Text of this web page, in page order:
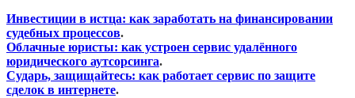
Инвестиции в истца: как заработать на финансировании
судебных процессов.
Облачные юристы: как устроен сервис удалённого
юридического аутсорсинга.
Сударь, защищайтесь: как работает сервис по защите
сделок в интернете.